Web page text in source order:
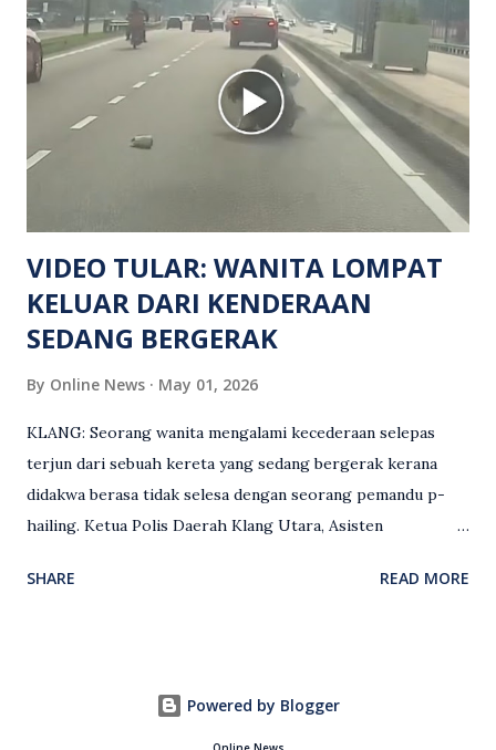
manakala seorang lagi mangsa mengalami kecederaan.
Turut dipercayai terdapat seorang lagi individu cedera
namun identitinya masih belum dikenal pasti selepas dibawa
keluar dari lokasi oleh kenalannya. Polis kini sedang giat
mengesan dua suspek yang masih bebas bagi membantu
siasatan lanjut. Kes disiasat mengikut Seksyen 302 Kanun
Keseksaan kerana membunuh. Orang ramai yang mempunyai
maklumat diminta t...
VIDEO TULAR: WANITA LOMPAT
KELUAR DARI KENDERAAN
SEDANG BERGERAK
By Online News May 01, 2026
KLANG: Seorang wanita mengalami kecederaan selepas
terjun dari sebuah kereta yang sedang bergerak kerana
didakwa berasa tidak selesa dengan seorang pemandu p-
hailing. Ketua Polis Daerah Klang Utara, Asisten
(2 Mei), berkata pemandu berusia 47 tahun itu telah
ketika pengadu sedang membawa dua penumpang. “Tiba-
tiba, salah seorang penumpang wanita membuka pintu
SHARE READ MORE
Powered by Blogger